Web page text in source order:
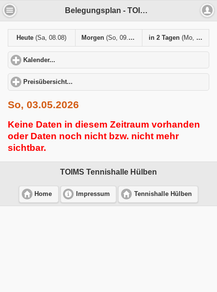
Belegungsplan - TOIMS Tennishalle Hülben
Heute(Sa, 08.08) Morgen(So, 09.08) in 2 Tagen (Mo, 10.08)
Kalender...
Preisübersicht...
So, 03.05.2026
Keine Daten in diesem Zeitraum vorhanden
oder Daten noch nicht bzw. nicht mehr
sichtbar.
TOIMS Tennishalle Hülben
Home Impressum Tennishalle Hülben